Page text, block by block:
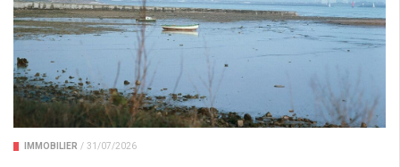
IMMOBILIER / 31/07/2026